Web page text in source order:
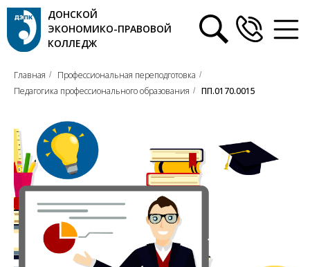
ДОНСКОЙ
ЭКОНОМИКО-ПРАВОВОЙ
КОЛЛЕДЖ
Главная / Профессиональная переподготовка /
Педагогика профессионального образования / ПП.0170.0015